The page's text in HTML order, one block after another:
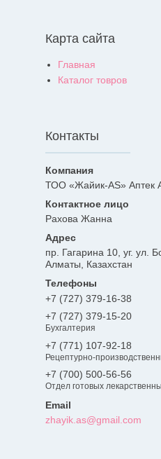
Карта сайта
Главная
Каталог товров
Контакты
ТОО «Жайик-AS» Аптек
Рахова Жанна
пр. Гагарина 10, уг. ул.
Алматы, Казахстан
+7 (727) 379-16-38
+7 (727) 379-15-20
Бухгалтерия
+7 (771) 107-92-18
Рецептурно-
+7 (700) 500-56-56
Отдел готовых
zhayik.as@gmail.com